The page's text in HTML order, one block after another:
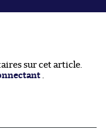
sur cet article.